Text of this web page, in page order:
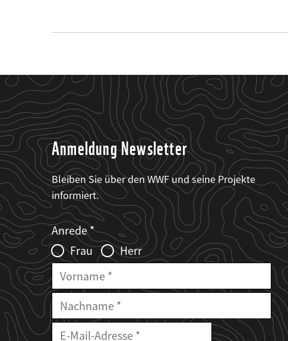
Anmeldung Newsletter
Bleiben Sie über den WWF und seine Projekte
informiert.
Web2Case
Infofelder
Fieldset
anrede_name
Anrede
Frau
Herr
Vorname
Nachname
E-
Mailadresse